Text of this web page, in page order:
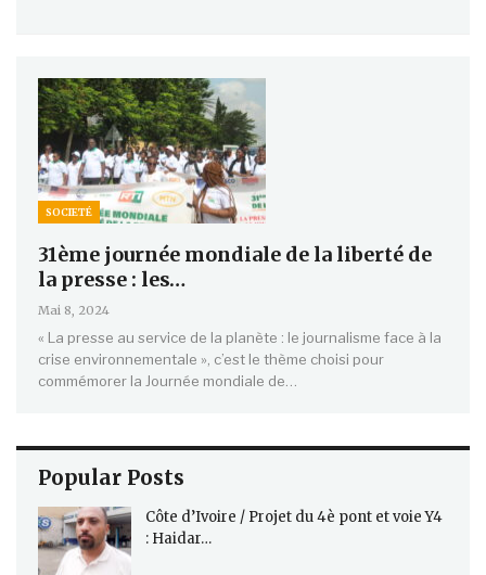
SOCIETÉ
31ème journée mondiale de la liberté de
la presse : les…
Mai 8, 2024
« La presse au service de la planète : le journalisme face à la
crise environnementale », c’est le thème choisi pour
commémorer la Journée mondiale de…
Popular Posts
Côte d’Ivoire / Projet du 4è pont et voie Y4
: Haidar…